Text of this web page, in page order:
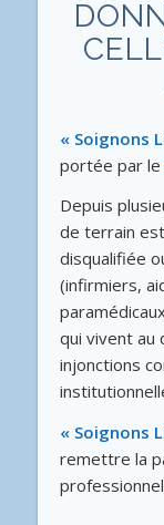
« Soignons
portée par le
Depuis
de terrain
disqualifiée
(infirmiers,
qui vivent au
injonctions
« Soignons
remettre la